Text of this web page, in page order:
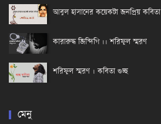
আবুল হাসানের কয়েকটা জনপ্রিয় কবিতা
কারারুদ্ধ জিন্দিগি ।। শরিফুল স্মরণ
শরিফুল স্মরণ । কবিতা গুচ্ছ
মেনু